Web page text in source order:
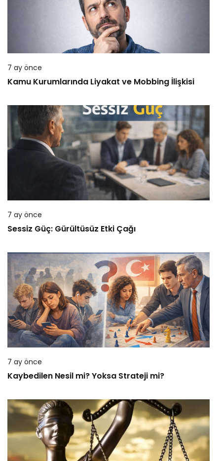
7 ay önce
Kamu Kurumlarında Liyakat ve Mobbing İlişkisi
7 ay önce
Sessiz Güç: Gürültüsüz Etki Çağı
7 ay önce
Kaybedilen Nesil mi? Yoksa Strateji mi?